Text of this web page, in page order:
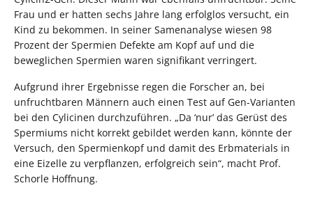
Frau und er hatten sechs Jahre lang erfolglos versucht, ein
Kind zu bekommen. In seiner Samenanalyse wiesen 98
Prozent der Spermien Defekte am Kopf auf und die
beweglichen Spermien waren signifikant verringert.
Aufgrund ihrer Ergebnisse regen die Forscher an, bei
unfruchtbaren Männern auch einen Test auf Gen-Varianten
bei den Cylicinen durchzuführen. „Da ‘nur’ das Gerüst des
Spermiums nicht korrekt gebildet werden kann, könnte der
Versuch, den Spermienkopf und damit des Erbmaterials in
eine Eizelle zu verpflanzen, erfolgreich sein“, macht Prof.
Schorle Hoffnung.